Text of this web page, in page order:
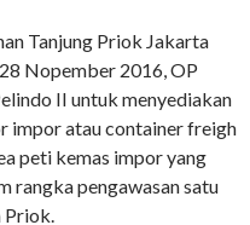
Tanjung Priok Jakarta
Nopember 2016, OP
II untuk menyediakan
impor atau container freigh
peti kemas impor yang
rangka pengawasan satu
Priok.